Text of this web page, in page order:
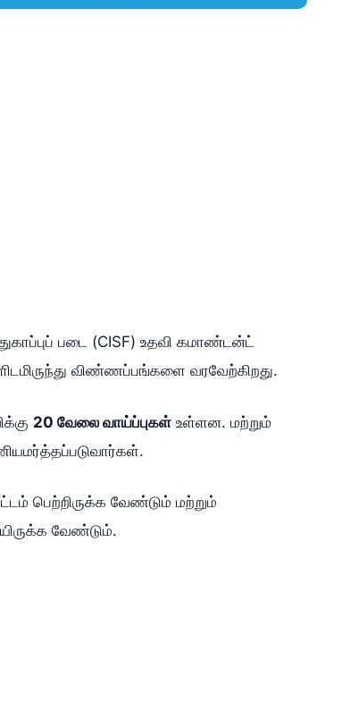
படை (CISF) உதவி கமாண்டன்ட்
விண்ணப்பங்களை வரவேற்கிறது.
20 வேலை வாய்ப்புகள் உள்ளன. மற்றும்
பெற்றிருக்க வேண்டும் மற்றும்
வேண்டும்.